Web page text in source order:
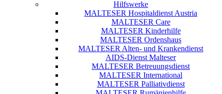
Hilfswerke
MALTESER Hospitaldienst Austria
MALTESER Care
MALTESER Kinderhilfe
MALTESER Ordenshaus
MALTESER Alten- und Krankendienst
AIDS-Dienst Malteser
MALTESER Betreuungsdienst
MALTESER International
MALTESER Palliativdienst